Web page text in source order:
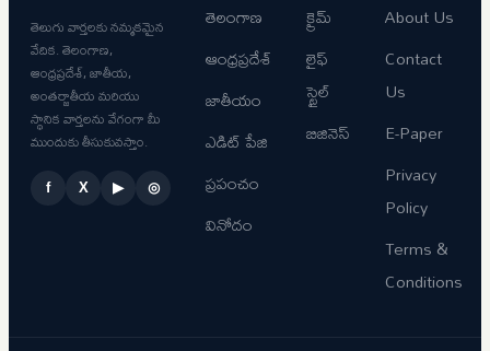
తెలుగు వార్తలకు నమ్మకమైన
వేదిక. తెలంగాణ,
ఆంధ్రప్రదేశ్, జాతీయ,
అంతర్జాతీయ మరియు
స్థానిక వార్తలను వేగంగా మీ
ముందుకు తీసుకువస్తాం.
f X ▶ ◎
తెలంగాణ
ఆంధ్రప్రదేశ్
జాతీయం
ఎడిట్ పేజి
ప్రపంచం
వినోదం
క్రైమ్
లైఫ్
స్టైల్
బిజినెస్
About Us
Contact
Us
E-Paper
Privacy
Policy
Terms &
Conditions